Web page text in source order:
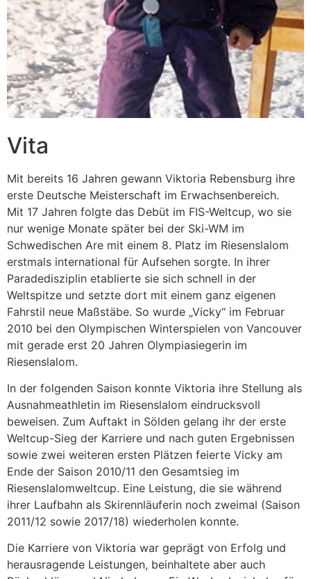
Vita
Mit bereits 16 Jahren gewann Viktoria Rebensburg ihre
erste Deutsche Meisterschaft im Erwachsenbereich.
Mit 17 Jahren folgte das Debüt im FIS-Weltcup, wo sie
nur wenige Monate später bei der Ski-WM im
Schwedischen Are mit einem 8. Platz im Riesenslalom
erstmals international für Aufsehen sorgte. In ihrer
Paradedisziplin etablierte sie sich schnell in der
Weltspitze und setzte dort mit einem ganz eigenen
Fahrstil neue Maßstäbe. So wurde „Vicky“ im Februar
2010 bei den Olympischen Winterspielen von Vancouver
mit gerade erst 20 Jahren Olympiasiegerin im
Riesenslalom.
In der folgenden Saison konnte Viktoria ihre Stellung als
Ausnahmeathletin im Riesenslalom eindrucksvoll
beweisen. Zum Auftakt in Sölden gelang ihr der erste
Weltcup-Sieg der Karriere und nach guten Ergebnissen
sowie zwei weiteren ersten Plätzen feierte Vicky am
Ende der Saison 2010/11 den Gesamtsieg im
Riesenslalomweltcup. Eine Leistung, die sie während
ihrer Laufbahn als Skirennläuferin noch zweimal (Saison
2011/12 sowie 2017/18) wiederholen konnte.
Die Karriere von Viktoria war geprägt von Erfolg und
herausragende Leistungen, beinhaltete aber auch